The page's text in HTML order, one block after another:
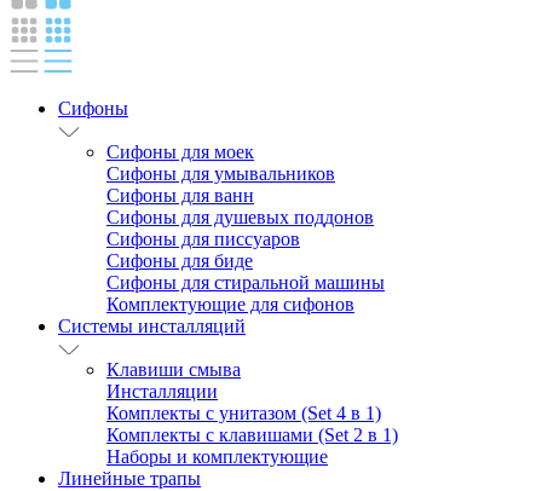
Сифоны
Сифоны для моек
Сифоны для умывальников
Сифоны для ванн
Сифоны для душевых поддонов
Сифоны для писсуаров
Сифоны для биде
Сифоны для стиральной машины
Комплектующие для сифонов
Системы инсталляций
Клавиши смыва
Инсталляции
Комплекты с унитазом (Set 4 в 1)
Комплекты с клавишами (Set 2 в 1)
Наборы и комплектующие
Линейные трапы